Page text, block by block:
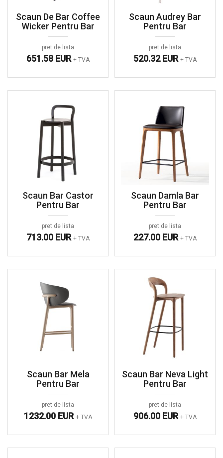
Scaun De Bar Coffee
Wicker Pentru Bar
pret de lista
651.58 EUR + TVA
Scaun Audrey Bar
Pentru Bar
pret de lista
520.32 EUR + TVA
Scaun Bar Castor
Pentru Bar
pret de lista
713.00 EUR + TVA
Scaun Damla Bar
Pentru Bar
pret de lista
227.00 EUR + TVA
Scaun Bar Mela
Pentru Bar
pret de lista
1232.00 EUR + TVA
Scaun Bar Neva Light
Pentru Bar
pret de lista
906.00 EUR + TVA